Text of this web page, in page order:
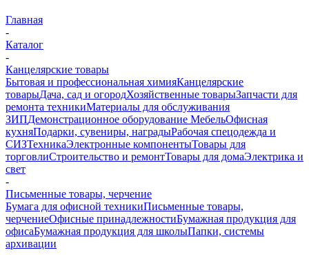
Главная
-
Каталог
-
Канцелярские товары
Бытовая и профессиональная химияКанцелярские
товарыДача, сад и огородХозяйственные товарыЗапчасти для
ремонта техникиМатериалы для обслуживания
ЗИПДемонстрационное оборудование МебельОфисная
кухняПодарки, сувениры, наградыРабочая спецодежда и
СИЗТехникаЭлектронные компонентыТовары для
торговлиСтроительство и ремонтТовары для домаЭлектрика и
свет
-
Письменные товары, черчение
Бумага для офисной техникиПисьменные товары,
черчениеОфисные принадлежностиБумажная продукция для
офисаБумажная продукция для школыПапки, системы
архивации